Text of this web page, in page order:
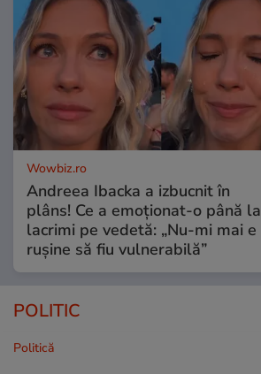
Wowbiz.ro
Andreea Ibacka a izbucnit în
plâns! Ce a emoționat-o până la
lacrimi pe vedetă: „Nu-mi mai e
rușine să fiu vulnerabilă”
POLITIC
Politică